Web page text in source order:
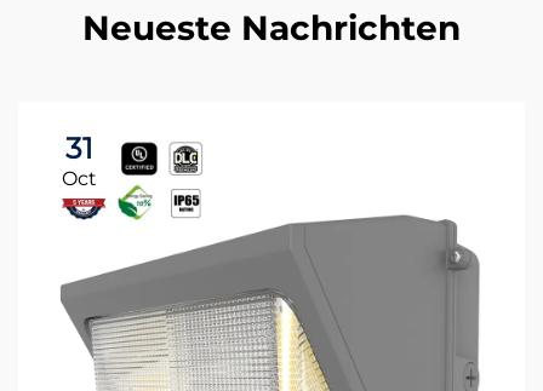
Neueste Nachrichten
31
Oct